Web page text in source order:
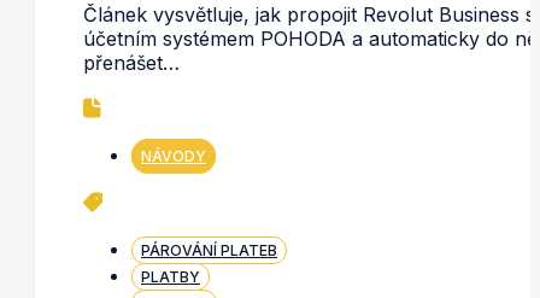
Článek vysvětluje, jak propojit Revolut Business s
účetním systémem POHODA a automaticky do něj
přenášet…
NÁVODY
PÁROVÁNÍ PLATEB
PLATBY